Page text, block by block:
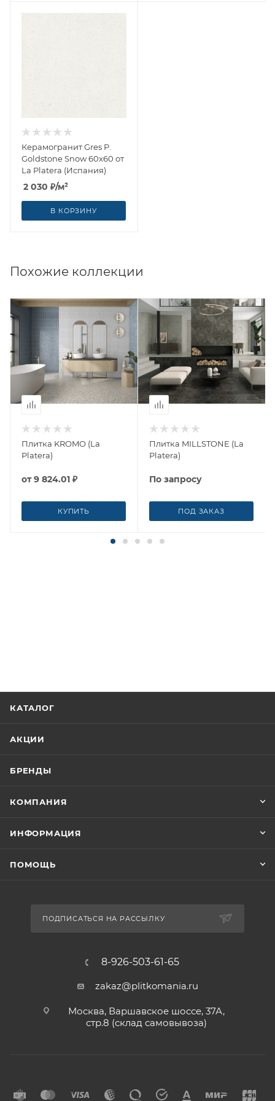
Керамогранит Gres P.
Goldstone Snow 60x60 от
La Platera (Испания)
2 030 ₽/м²
В КОРЗИНУ
Похожие коллекции
Плитка KROMO (La
Platera)
от9 824.01 ₽
КУПИТЬ
Плитка MILLSTONE (La
Platera)
По запросу
ПОД ЗАКАЗ
КАТАЛОГ
АКЦИИ
БРЕНДЫ
КОМПАНИЯ
ИНФОРМАЦИЯ
ПОМОЩЬ
ПОДПИСАТЬСЯ НА РАССЫЛКУ
8-926-503-61-65
zakaz@plitkomania.ru
Москва, Варшавское шоссе, 37А,
стр.8 (склад самовывоза)